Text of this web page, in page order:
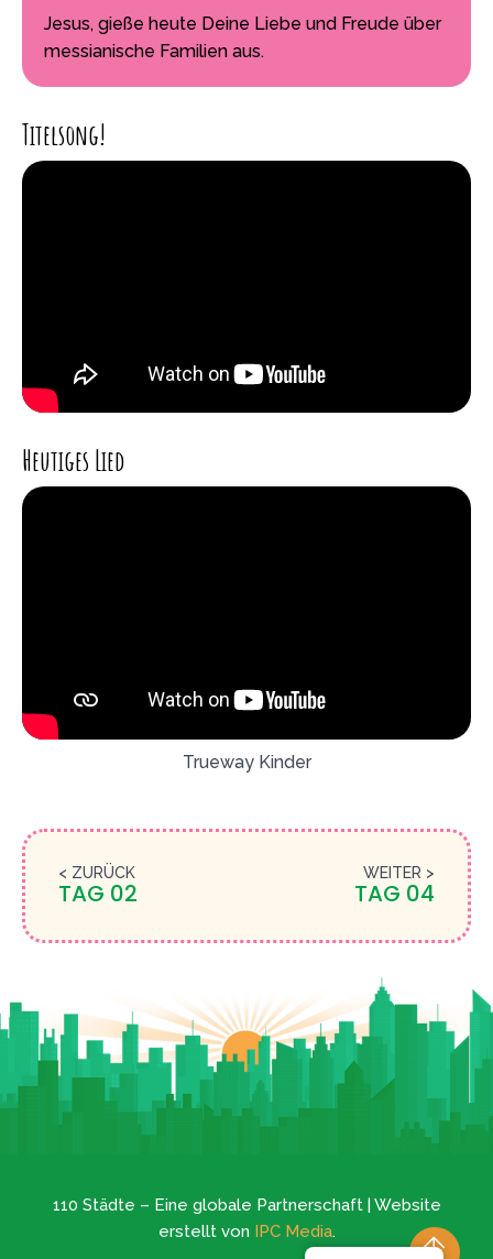
Jesus, gieße heute Deine Liebe und Freude über
messianische Familien aus.
Titelsong!
Heutiges Lied
Trueway Kinder
< ZURÜCK
TAG 02
WEITER >
TAG 04
110 Städte – Eine globale Partnerschaft | Website
erstellt von IPC Media.